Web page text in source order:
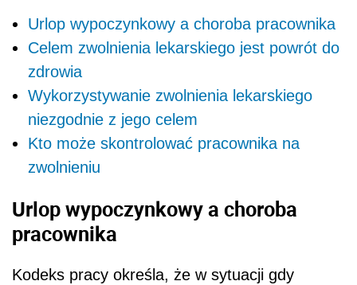
Urlop wypoczynkowy a choroba pracownika
Celem zwolnienia lekarskiego jest powrót do
zdrowia
Wykorzystywanie zwolnienia lekarskiego
niezgodnie z jego celem
Kto może skontrolować pracownika na
zwolnieniu
Urlop wypoczynkowy a choroba
pracownika
Kodeks pracy określa, że w sytuacji gdy